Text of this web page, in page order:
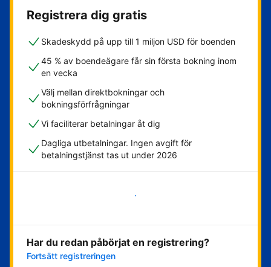
Registrera dig gratis
Skadeskydd på upp till 1 miljon USD för boenden
45 % av boendeägare får sin första bokning inom
en vecka
Välj mellan direktbokningar och
bokningsförfrågningar
Vi faciliterar betalningar åt dig
Dagliga utbetalningar. Ingen avgift för
betalningstjänst tas ut under 2026
Kom igång nu
Har du redan påbörjat en registrering?
Fortsätt registreringen